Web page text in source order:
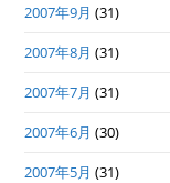
2007年9月 (31)
2007年8月 (31)
2007年7月 (31)
2007年6月 (30)
2007年5月 (31)